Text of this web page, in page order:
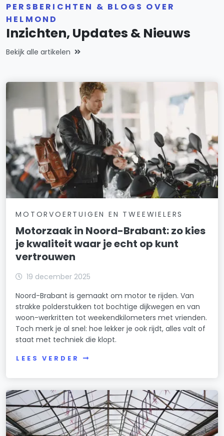
PERSBERICHTEN & BLOGS OVER
HELMOND
Inzichten, Updates & Nieuws
Bekijk alle artikelen
MOTORVOERTUIGEN EN TWEEWIELERS
Motorzaak in Noord-Brabant: zo kies
je kwaliteit waar je echt op kunt
vertrouwen
19 december 2025
Noord-Brabant is gemaakt om motor te rijden. Van
strakke polderstukken tot bochtige dijkwegen en van
woon-werkritten tot weekendkilometers met vrienden.
Toch merk je al snel: hoe lekker je ook rijdt, alles valt of
staat met techniek die klopt.
LEES VERDER